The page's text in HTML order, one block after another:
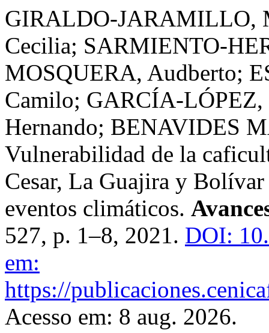
GIRALDO-JARAMILLO,
Cecilia; SARMIENTO-
MOSQUERA, Audberto;
Camilo; GARCÍA-LÓPEZ,
Hernando; BENAVIDES
Vulnerabilidad de la
Cesar, La Guajira y
eventos climáticos.
527, p. 1–8, 2021. DOI:
em:
https://
Acesso em: 8 aug. 2026.